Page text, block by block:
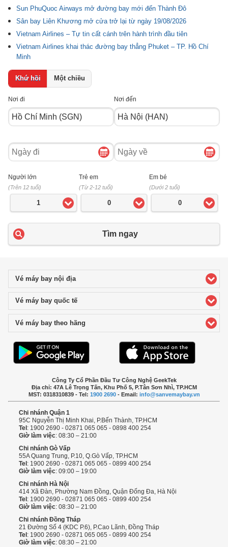
Sun PhuQuoc Airways mở đường bay mới đến Thành Đô
Sân bay Liên Khương mở cửa trở lại từ ngày 19/08/2026
Vietnam Airlines – Tự tin cất cánh trên hành trình đầu tiên
Vietnam Airlines khai thác đường bay thẳng Phuket – TP. Hồ Chí
Minh
Khứ hồi Một chiều
Nơi đi Nơi đến
Ngày
đi
Ngày
về
Người lớn
(Trên 12 tuổi)
1
Trẻ em
(Từ 2-12 tuổi)
0
Em bé
(Dưới 2 tuổi)
0
Tìm ngay
Vé máy bay nội địaclick to expand contents
Vé máy bay quốc tếclick to expand contents
Vé máy bay theo hãng
Công Ty Cổ Phần Đầu Tư Công Nghệ GeekTek
Địa chỉ: 47A Lê Trọng Tấn, Khu Phố 5, P.Tân Sơn Nhì, TP.HCM
MST: 0318310839 - Tel: 1900 2690- Email: info@sanvemaybay.vn
Chi nhánh Quận 1
95C Nguyễn Thị Minh Khai, P.Bến Thành, TP.HCM
Tel : 1900 2690 - 02871 065 065 - 0898 400 254
Giờ làm việc: 08:30 – 21:00
Chi nhánh Gò Vấp
55A Quang Trung, P.10, Q.Gò Vấp, TP.HCM
Tel : 1900 2690 - 02871 065 065 - 0899 400 254
Giờ làm việc: 09:00 – 19:00
Chi nhánh Hà Nội
414 Xã Đàn, Phường Nam Đồng, Quận Đống Đa, Hà Nội
Tel : 1900 2690 - 02871 065 065 - 0899 400 254
Giờ làm việc: 08:30 – 21:00
Chi nhánh Đồng Tháp
21 Đường Số 4 (KDC P.6), P.Cao Lãnh, Đồng Tháp
Tel : 1900 2690 - 02871 065 065 - 0899 400 254
Giờ làm việc: 08:30 – 21:00